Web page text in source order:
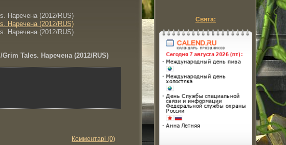
Tales. Наречена (2012/RUS)
Комментарі (0)
Свята: